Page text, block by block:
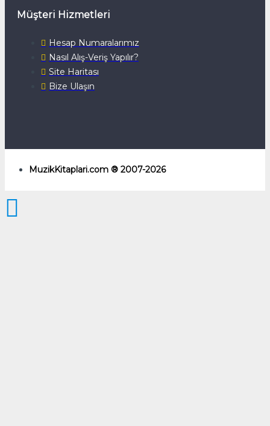
Müşteri Hizmetleri
Hesap Numaralarımız
Nasıl Alış-Veriş Yapılır?
Site Haritası
Bize Ulaşın
MuzikKitaplari.com ® 2007-2026